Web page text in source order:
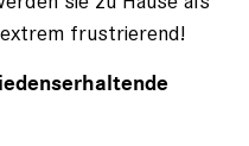
frustrierend!